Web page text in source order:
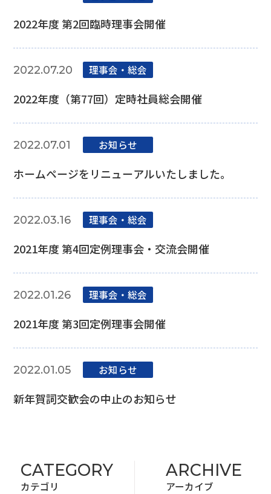
2022年度 第2回臨時理事会開催
2022.07.20 理事会‧総会
2022年度（第77回）定時社員総会開催
2022.07.01 お知らせ
ホームページをリニューアルいたしました。
2022.03.16 理事会‧総会
2021年度 第4回定例理事会・交流会開催
2022.01.26 理事会‧総会
2021年度 第3回定例理事会開催
2022.01.05 お知らせ
新年賀詞交歓会の中止のお知らせ
CATEGORY
カテゴリ
ARCHIVE
アーカイブ